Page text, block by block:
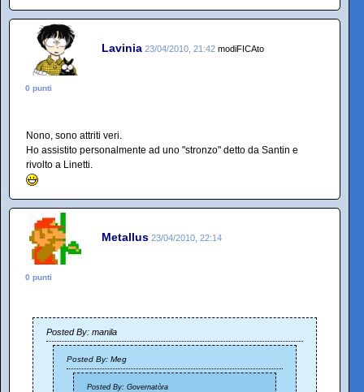
Lavinia 23/04/2010, 21:42 modiFICAto
0 punti
Nono, sono attriti veri.
Ho assistito personalmente ad uno "stronzo" detto da Santin e
rivolto a Linetti.
Metallus 23/04/2010, 22:14
0 punti
Posted By: manila
Posted By: Meg
Posted By: Governatòra